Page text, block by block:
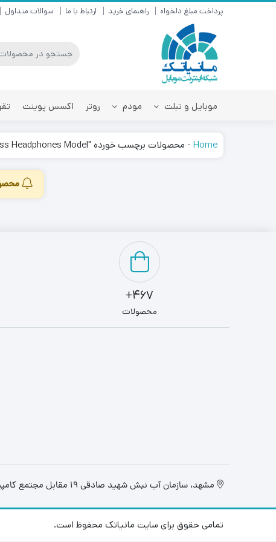
پرداخت مبلغ دلخواه راهنمای خرید ارتباط با ما سوالات متداول
موبایل و تبلت مودم روتر اکسس پوینت
Home
- محصولات برچسب خورده "Hilo T15 Power Wireless Headphones Model"
467+
محصولات
مشهد، سازمان آب نبش شهید صادقی 19 مقابل مجتمع کامپیوتر تابان، فروشگاه مانیاتک
تمامی حقوق برای سایت مانیاتک محفوظ است.